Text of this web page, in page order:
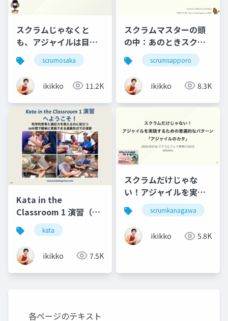
スクラムじゃなくと
も、アジャイルは目指
せる！そう、「アジャ
イルのカタ」ならね
scrumosaka
ikikko 11.2K
スクラムマスターの頭
の中：あのときスクラ
ムマスターは何を考え
ていたのか？
scrumsapporo
ikikko 8.3K
Kata in the
Classroom 1 演習（日
本語版）kata
ikikko 7.5K
スクラムだけじゃな
い！アジャイルを実践
するための普遍的なパ
ターン「アジャイルの
カタ」
scrumkanagawa
ikikko 5.8K
各ページのテキスト